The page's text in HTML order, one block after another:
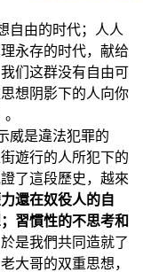
自由的时代；人人
永存的时代，献给
们这群没有自由可
想阴影下的人向你
威是違法犯罪的
遊行的人所犯下的
了這段歷史，越來
還在奴役人的自
習慣性的不思考和
是我們共同造就了
大哥的双重思想，